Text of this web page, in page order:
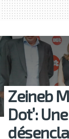
Zeineb
Dot’: